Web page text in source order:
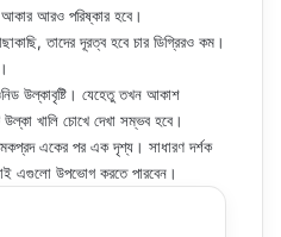
আকার আরও পরিষ্কার হবে।
তাদের দূরত্ব হবে চার ডিগ্রিরও কম।
উল্কাবৃষ্টি। যেহেতু তখন আকাশ
খালি চোখে দেখা সম্ভব হবে।
একের পর এক দৃশ্য। সাধারণ দর্শক
এগুলো উপভোগ করতে পারবেন।